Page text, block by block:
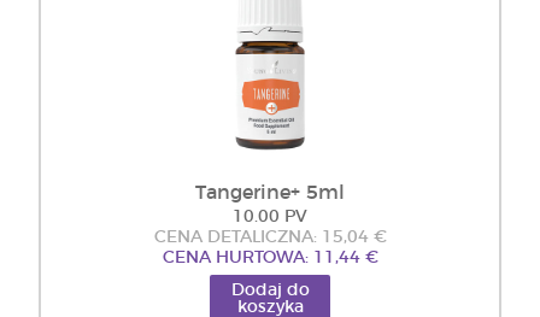
Tangerine+ 5ml
10.00 PV
CENA DETALICZNA: 15,04 €
CENA HURTOWA: 11,44 €
Dodaj do
koszyka